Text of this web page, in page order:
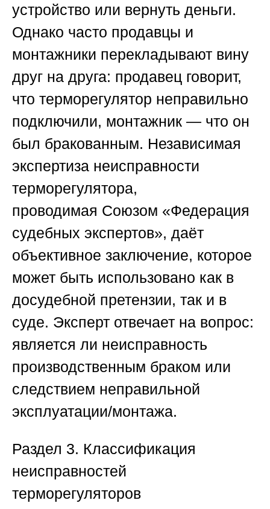
устройство или вернуть деньги.
Однако часто продавцы и
монтажники перекладывают вину
друг на друга: продавец говорит,
что терморегулятор неправильно
подключили, монтажник — что он
был бракованным. Независимая
экспертиза неисправности
терморегулятора,
проводимая Союзом «Федерация
судебных экспертов», даёт
объективное заключение, которое
может быть использовано как в
досудебной претензии, так и в
суде. Эксперт отвечает на вопрос:
является ли неисправность
производственным браком или
следствием неправильной
эксплуатации/монтажа.
Раздел 3. Классификация
неисправностей
терморегуляторов